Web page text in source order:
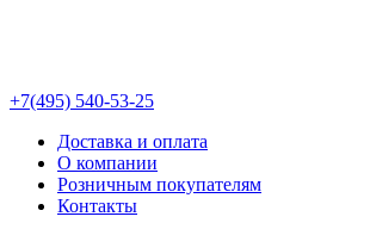
+7(495) 540-53-25
Доставка и оплата
О компании
Розничным покупателям
Контакты